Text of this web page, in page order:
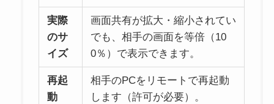
実際
のサ
イズ
画面共有が拡大・縮小されてい
でも、相手の画面を等倍（10
0％）で表示できます。
再起
動
相手のPCをリモートで再起動
します（許可が必要）。